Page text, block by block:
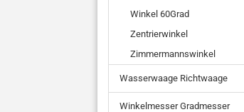
Winkel 60Grad
Zentrierwinkel
Zimmermannswinkel
Wasserwaage Richtwaage
Winkelmesser Gradmesser